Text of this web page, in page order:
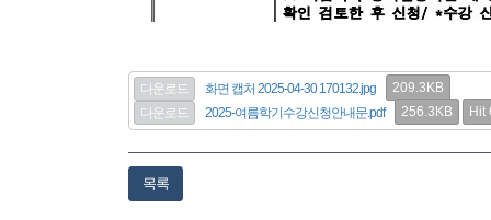
다운로드 화면 캡처 2025-04-30 170132.jpg
209.3KB
다운로드
2025-여름학기수강신청안내문.pdf 256.3KB Hit
목록